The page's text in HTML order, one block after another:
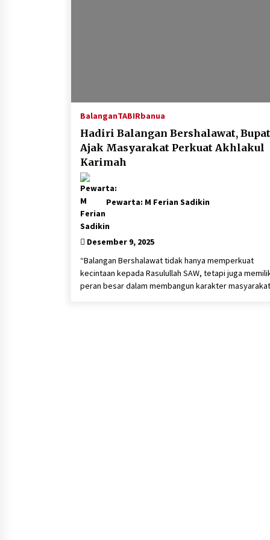
BalanganTABIRbanua
Hadiri Balangan Bershalawat,
Ajak Masyarakat Perkuat Akhlakul
Karimah
Pewarta: M Ferian Sadikin
Desember 9, 2025
“Balangan Bershalawat tidak hanya memperkuat
kecintaan kepada Rasulullah SAW, tetapi juga
peran besar dalam membangun karakter